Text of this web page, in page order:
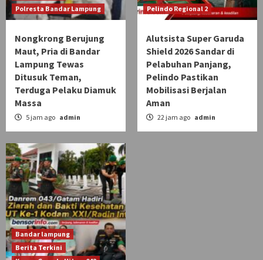
Polresta Bandar Lampung
Nongkrong Berujung
Maut, Pria di Bandar
Lampung Tewas
Ditusuk Teman,
Terduga Pelaku Diamuk
Massa
5 jam ago admin
Pelindo Regional 2
Alutsista Super Garuda
Shield 2026 Sandar di
Pelabuhan Panjang,
Pelindo Pastikan
Mobilisasi Berjalan
Aman
22 jam ago admin
Bandar lampung
Berita Terkini